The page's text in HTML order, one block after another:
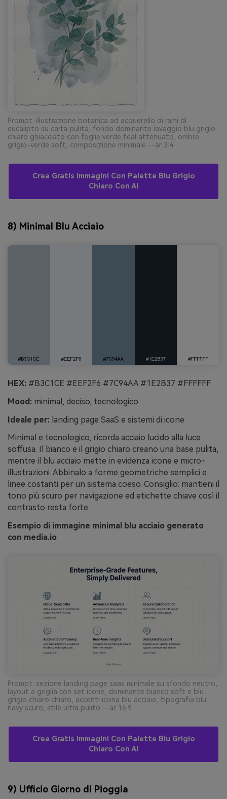
Prompt: illustrazione botanica ad acquerello di rami di
eucalipto su carta pulita, fondo dominante lavaggio blu grigio
chiaro ghiacciato con foglie verde teal attenuato, ombre
grigio-verde soft, composizione minimale --ar 3:4
Crea Gratis Immagini Con Palette Blu Grigio
Chiaro Con AI
8) Minimal Blu Acciaio
HEX: #B3C1CE #EEF2F6 #7C94AA #1E2B37 #FFFFFF
Mood: minimal, deciso, tecnologico
Ideale per: landing page SaaS e sistemi di icone
Minimal e tecnologico, ricorda acciaio lucido alla luce
soffusa. Il bianco e il grigio chiaro creano una base pulita,
mentre il blu acciaio mette in evidenza icone e micro-
illustrazioni. Abbinalo a forme geometriche semplici e
linee costanti per un sistema coeso. Consiglio: mantieni il
tono più scuro per navigazione ed etichette chiave così il
contrasto resta forte.
Esempio di immagine minimal blu acciaio generato
con media.io
Prompt: sezione landing page saas minimale su sfondo neutro,
layout a griglia con set icone, dominante bianco soft e blu
grigio chiaro chiaro, accenti icona blu acciaio, tipografia blu
navy scuro, stile ultra pulito --ar 16:9
Crea Gratis Immagini Con Palette Blu Grigio
Chiaro Con AI
9) Ufficio Giorno di Pioggia